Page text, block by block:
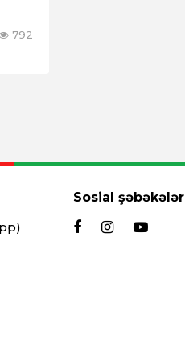
792
Sosial şəbəkələr